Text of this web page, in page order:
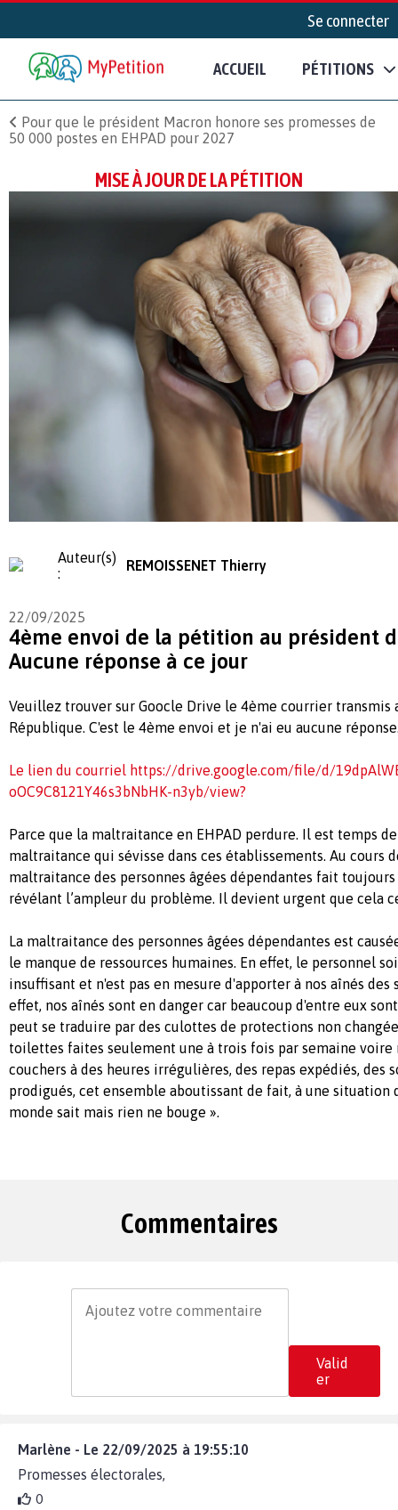
Se connecter
ACCUEIL PÉTITIONS
Pour que le président Macron honore ses promesses de
50 000 postes en EHPAD pour 2027
MISE À JOUR DE LA PÉTITION
Auteur(s)
:
REMOISSENET Thierry
22/09/2025
4ème envoi de la pétition au président
Aucune réponse à ce jour
Veuillez trouver sur Goocle Drive le 4ème courrier transmis
République. C'est le 4ème envoi et je n'ai eu aucune
Le lien du courriel https://drive.google.com/file/d/
oOC9C8121Y46s3bNbHK-n3yb/view?
Parce que la maltraitance en EHPAD perdure. Il est temps
maltraitance qui sévisse dans ces établissements. Au cours
maltraitance des personnes âgées dépendantes fait toujours
révélant l’ampleur du problème. Il devient urgent que cela
La maltraitance des personnes âgées dépendantes est
le manque de ressources humaines. En effet, le personnel
insuffisant et n'est pas en mesure d'apporter à nos aînés des
effet, nos aînés sont en danger car beaucoup d'entre eux
peut se traduire par des culottes de protections non
toilettes faites seulement une à trois fois par semaine voire
couchers à des heures irrégulières, des repas expédiés, des
prodigués, cet ensemble aboutissant de fait, à une situation
monde sait mais rien ne bouge ».
Commentaires
Valid
er
Marlène - Le 22/09/2025 à 19:55:10
Promesses électorales,
0